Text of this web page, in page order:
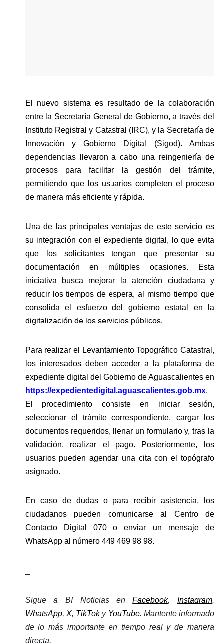
El nuevo sistema es resultado de la colaboración
entre la Secretaría General de Gobierno, a través del
Instituto Registral y Catastral (IRC), y la Secretaría de
Innovación y Gobierno Digital (Sigod). Ambas
dependencias llevaron a cabo una reingeniería de
procesos para facilitar la gestión del trámite,
permitiendo que los usuarios completen el proceso
de manera más eficiente y rápida.
Una de las principales ventajas de este servicio es
su integración con el expediente digital, lo que evita
que los solicitantes tengan que presentar su
documentación en múltiples ocasiones. Esta
iniciativa busca mejorar la atención ciudadana y
reducir los tiempos de espera, al mismo tiempo que
consolida el esfuerzo del gobierno estatal en la
digitalización de los servicios públicos.
Para realizar el Levantamiento Topográfico Catastral,
los interesados deben acceder a la plataforma de
expediente digital del Gobierno de Aguascalientes en
https://expedientedigital.aguascalientes.gob.mx.
El procedimiento consiste en iniciar sesión,
seleccionar el trámite correspondiente, cargar los
documentos requeridos, llenar un formulario y, tras la
validación, realizar el pago. Posteriormente, los
usuarios pueden agendar una cita con el topógrafo
asignado.
En caso de dudas o para recibir asistencia, los
ciudadanos pueden comunicarse al Centro de
Contacto Digital 070 o enviar un mensaje de
WhatsApp al número 449 469 98 98.
Sigue a BI Noticias en Facebook, Instagram,
WhatsApp, X, TikTok y YouTube. Mantente informado
de lo más importante en tiempo real y de manera
directa.